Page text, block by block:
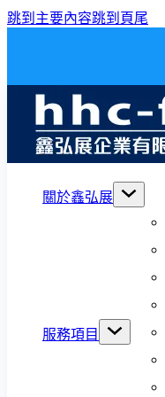
跳到主要內容跳到頁尾
關於鑫弘展
服務項目